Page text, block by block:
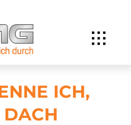
ICH,